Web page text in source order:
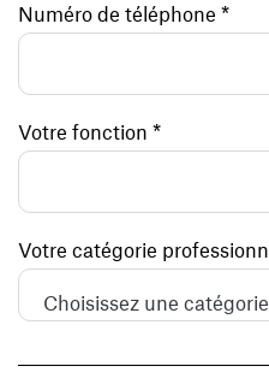
Numéro de téléphone *
Votre fonction *
Choisissez une catégorie